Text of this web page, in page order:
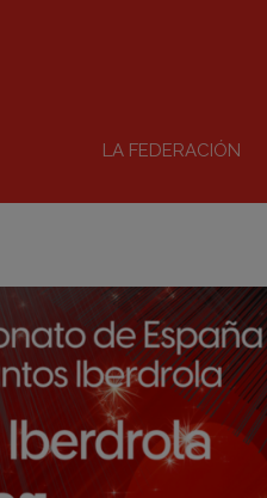
LA FEDERACIÓN